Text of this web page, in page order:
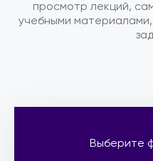
просмотр лекций,
учебными
Выберите